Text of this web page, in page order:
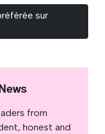
sur
from
honest and